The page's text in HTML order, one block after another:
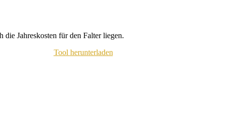
Jahreskosten für den Falter liegen.
Tool herunterladen